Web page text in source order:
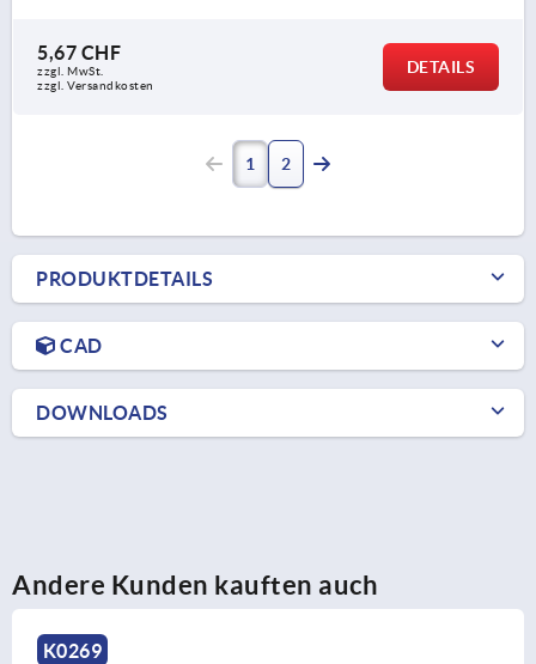
5,67 CHF
zzgl. MwSt.
zzgl. Versandkosten
DETAILS
1 2
PRODUKTDETAILS
CAD
DOWNLOADS
Andere Kunden kauften auch
K0269